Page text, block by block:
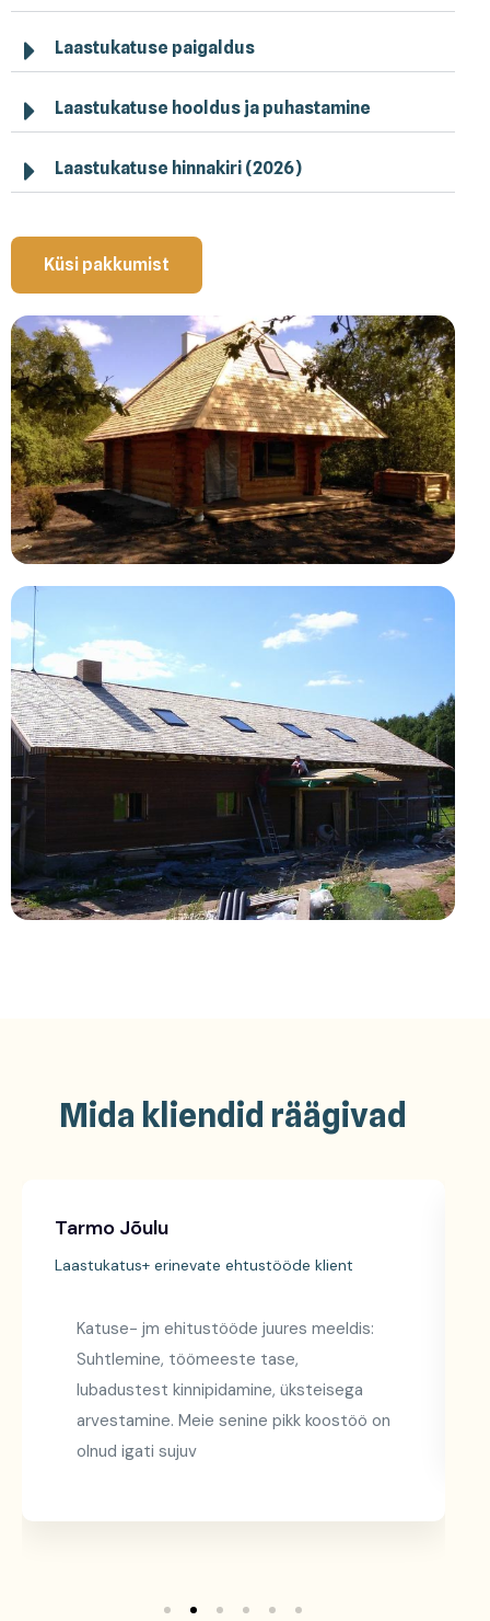
Laastukatuse paigaldus
Laastukatuse hooldus ja puhastamine
Laastukatuse hinnakiri (2026)
Küsi pakkumist
Mida kliendid räägivad
Tarmo Jõulu
Laastukatus+ erinevate ehtustööde klient
Katuse- jm ehitustööde juures meeldis:
Suhtlemine, töömeeste tase,
lubadustest kinnipidamine, üksteisega
arvestamine. Meie senine pikk koostöö on
olnud igati sujuv